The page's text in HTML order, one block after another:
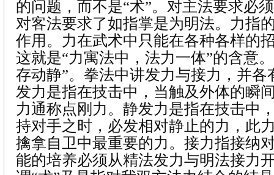
的问题，而不是“术”。对主法要求必
对客法要求了如指掌是为明法。力指
作用。力在武术中只能在各种各样的
这就是“力寓法中，法力一体”的含意
存动静”。拳法中讲发力与接力，并各
发力是指在技击中，当触及外体的瞬
力通称点刚力。静发力是指在技击中
持对手之时，必发相对静止的力，此
擒拿自卫中最重要的力。接力指接纳
能的培养必须从精法发力与明法接力